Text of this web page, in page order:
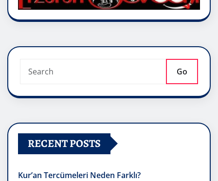
Go
RECENT POSTS
Kur’an Tercümeleri Neden Farklı?